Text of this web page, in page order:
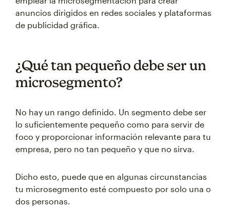
anuncios dirigidos en redes sociales y plataformas
de publicidad gráfica.
¿Qué tan pequeño debe ser un
microsegmento?
No hay un rango definido. Un segmento debe ser
lo suficientemente pequeño como para servir de
foco y proporcionar información relevante para tu
empresa, pero no tan pequeño y que no sirva.
Dicho esto, puede que en algunas circunstancias
tu microsegmento esté compuesto por solo una o
dos personas.